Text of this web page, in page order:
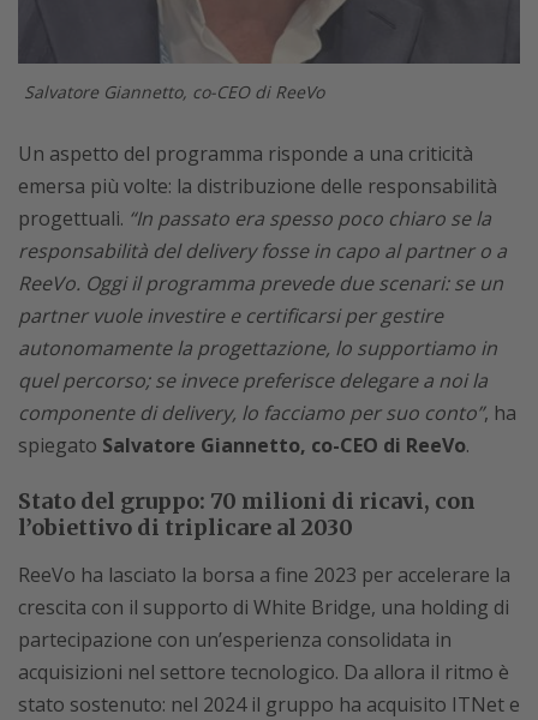
Salvatore Giannetto, co-CEO di ReeVo
Un aspetto del programma risponde a una criticità
emersa più volte: la distribuzione delle responsabilità
progettuali. “In passato era spesso poco chiaro se la
responsabilità del delivery fosse in capo al partner o a
ReeVo. Oggi il programma prevede due scenari: se un
partner vuole investire e certificarsi per gestire
autonomamente la progettazione, lo supportiamo in
quel percorso; se invece preferisce delegare a noi la
componente di delivery, lo facciamo per suo conto”, ha
spiegato Salvatore Giannetto, co-CEO di ReeVo.
Stato del gruppo: 70 milioni di ricavi, con
l’obiettivo di triplicare al 2030
ReeVo ha lasciato la borsa a fine 2023 per accelerare la
crescita con il supporto di White Bridge, una holding di
partecipazione con un’esperienza consolidata in
acquisizioni nel settore tecnologico. Da allora il ritmo è
stato sostenuto: nel 2024 il gruppo ha acquisito ITNet e